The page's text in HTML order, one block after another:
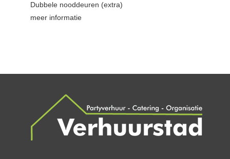
Dubbele nooddeuren (extra)
meer informatie